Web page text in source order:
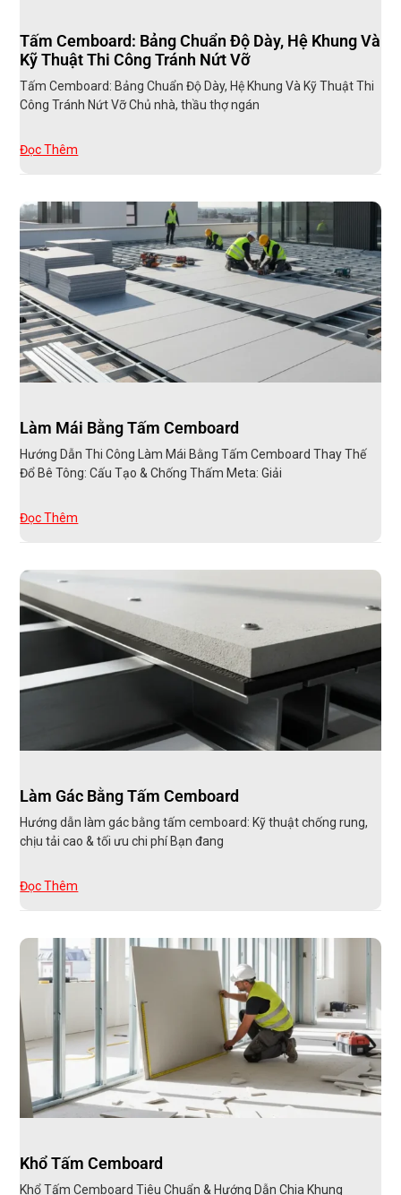
Tấm Cemboard: Bảng Chuẩn Độ Dày, Hệ Khung Và
Kỹ Thuật Thi Công Tránh Nứt Vỡ
Tấm Cemboard: Bảng Chuẩn Độ Dày, Hệ Khung Và Kỹ Thuật Thi
Công Tránh Nứt Vỡ Chủ nhà, thầu thợ ngán
Đọc Thêm
Làm Mái Bằng Tấm Cemboard
Hướng Dẫn Thi Công Làm Mái Bằng Tấm Cemboard Thay Thế
Đổ Bê Tông: Cấu Tạo & Chống Thấm Meta: Giải
Đọc Thêm
Làm Gác Bằng Tấm Cemboard
Hướng dẫn làm gác bằng tấm cemboard: Kỹ thuật chống rung,
chịu tải cao & tối ưu chi phí Bạn đang
Đọc Thêm
Khổ Tấm Cemboard
Khổ Tấm Cemboard Tiêu Chuẩn & Hướng Dẫn Chia Khung